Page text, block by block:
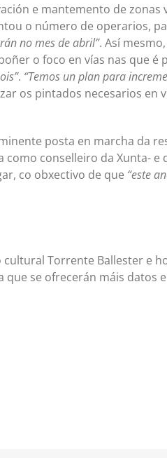
e mantemento de zonas
o número de operarios,
no mes de abril”. Así
o foco en vías nas que é
. “Temos un plan para
os pintados necesarios en
posta en marcha da
conselleiro da Xunta- e
co obxectivo de que “este
Torrente Ballester e
se ofrecerán máis datos